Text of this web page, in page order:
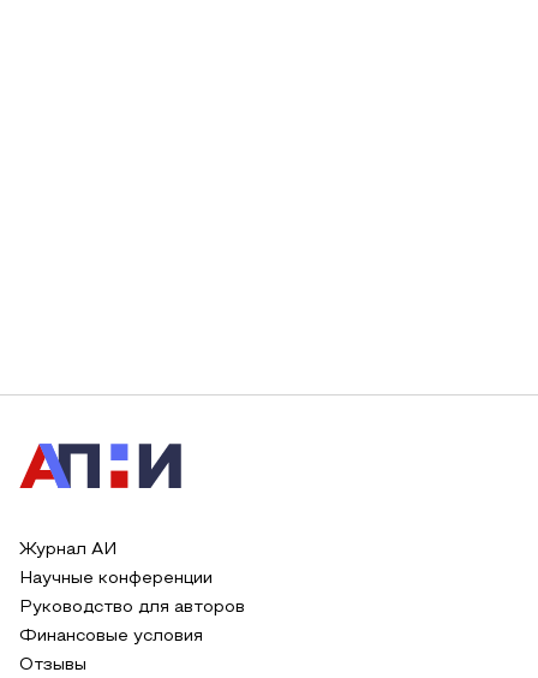
Журнал АИ
Научные конференции
Руководство для авторов
Финансовые условия
Отзывы